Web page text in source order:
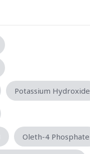
Potassium Hydroxide
Oleth-4 Phosphate